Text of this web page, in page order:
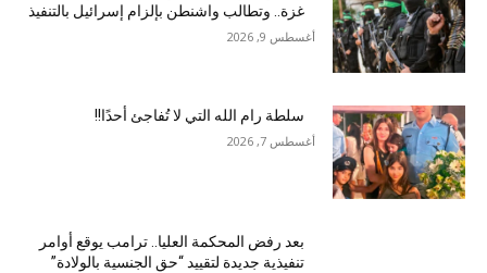
غزة.. وتطالب واشنطن بإلزام إسرائيل بالتنفيذ
أغسطس 9, 2026
سلطة رام الله التي لا تُفاجئ أحدًا!!
أغسطس 7, 2026
بعد رفض المحكمة العليا.. ترامب يوقع أوامر
تنفيذية جديدة لتقييد “حق الجنسية بالولادة”